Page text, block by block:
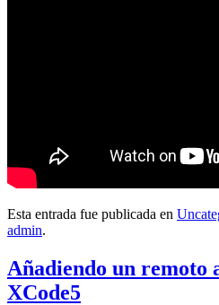
Esta entrada fue publicada en
admin.
Añadiendo un remoto
XCode5